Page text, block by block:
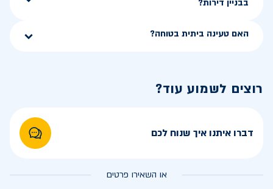
בבניין דירות?
האם טעינה ביתית בטוחה?
רוצים לשמוע עוד?
דברו איתנו איך שנוח לכם
או השאירו פרטים